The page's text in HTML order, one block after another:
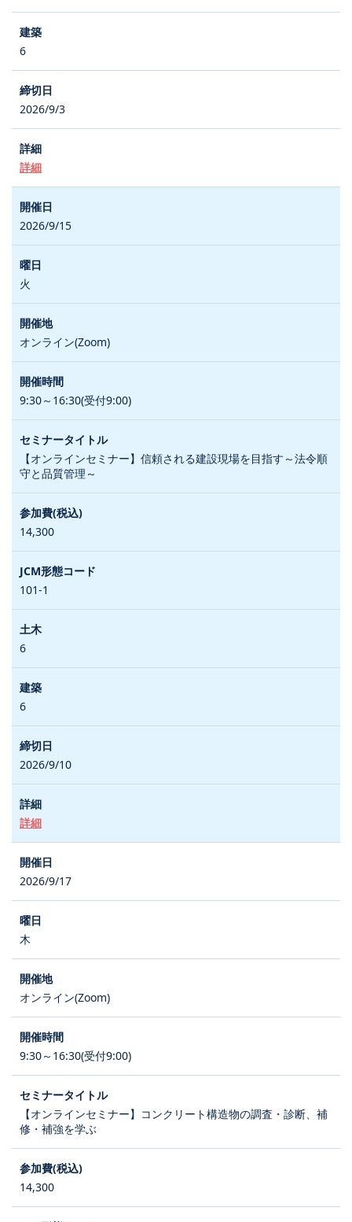
6
2026/9/3
詳細
2026/9/15
火
オンライン(Zoom)
9:30～16:30(受付9:00)
【オンラインセミナー】信頼される建設現場を目指す～法令順
守と品質管理～
14,300
101-1
6
6
2026/9/10
詳細
2026/9/17
木
オンライン(Zoom)
9:30～16:30(受付9:00)
【オンラインセミナー】コンクリート構造物の調査・診断、補
修・補強を学ぶ
14,300